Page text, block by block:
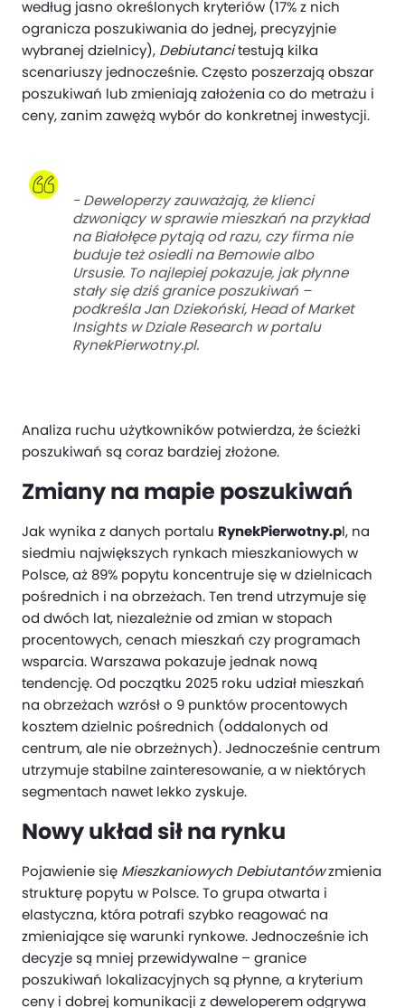
według jasno określonych kryteriów (17% z nich
ogranicza poszukiwania do jednej, precyzyjnie
wybranej dzielnicy), Debiutancitestują kilka
scenariuszy jednocześnie. Często poszerzają obszar
poszukiwań lub zmieniają założenia co do metrażu i
ceny, zanim zawężą wybór do konkretnej inwestycji.
- Deweloperzy zauważają, że klienci
dzwoniący w sprawie mieszkań na przykład
na Białołęce pytają od razu, czy firma nie
buduje też osiedli na Bemowie albo
Ursusie. To najlepiej pokazuje, jak płynne
stały się dziś granice poszukiwań –
podkreśla Jan Dziekoński, Head of Market
Insights w Dziale Research w portalu
RynekPierwotny.pl.
Analiza ruchu użytkowników potwierdza, że ścieżki
poszukiwań są coraz bardziej złożone.
Zmiany na mapie poszukiwań
Jak wynika z danych portalu RynekPierwotny.pl, na
siedmiu największych rynkach mieszkaniowych w
Polsce, aż 89% popytu koncentruje się w dzielnicach
pośrednich i na obrzeżach. Ten trend utrzymuje się
od dwóch lat, niezależnie od zmian w stopach
procentowych, cenach mieszkań czy programach
wsparcia. Warszawa pokazuje jednak nową
tendencję. Od początku 2025 roku udział mieszkań
na obrzeżach wzrósł o 9 punktów procentowych
kosztem dzielnic pośrednich (oddalonych od
centrum, ale nie obrzeżnych). Jednocześnie centrum
utrzymuje stabilne zainteresowanie, a w niektórych
segmentach nawet lekko zyskuje.
Nowy układ sił na rynku
Pojawienie się Mieszkaniowych Debiutantówzmienia
strukturę popytu w Polsce. To grupa otwarta i
elastyczna, która potrafi szybko reagować na
zmieniające się warunki rynkowe. Jednocześnie ich
decyzje są mniej przewidywalne – granice
poszukiwań lokalizacyjnych są płynne, a kryterium
ceny i dobrej komunikacji z deweloperem odgrywa